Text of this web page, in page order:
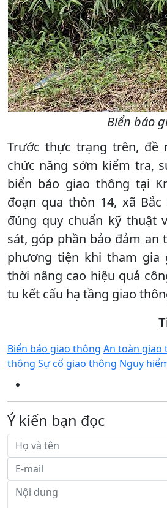
Biển báo
Trước thực trạng trên, đề
chức năng sớm kiểm tra,
biển báo giao thông tại
đoạn qua thôn 14, xã Bắc
đúng quy chuẩn kỹ thuật
sát, góp phần bảo đảm an
phương tiện khi tham gia
thời nâng cao hiệu quả
tu kết cấu hạ tầng giao
Biển báo giao thông An toàn giao
thông Sự cố giao thông Nguy
Ý kiến bạn đọc